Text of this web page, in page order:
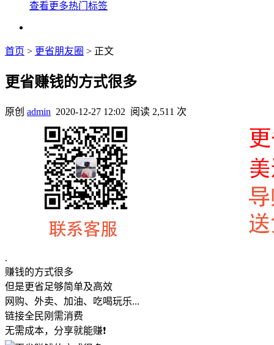
查看更多热门标签
首页 > 更省朋友圈 > 正文
更省赚钱的方式很多
原创 admin 2020-12-27 12:02 阅读 2,511 次
.
赚钱的方式很多
但是更省足够简单及高效
网购、外卖、加油、吃喝玩乐...
链接全民刚需消费
无需成本，分享就能赚❗